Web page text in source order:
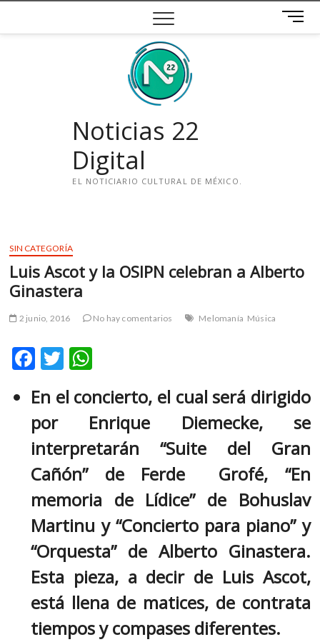
contenido
B
o
Noticias 22
Digital
EL NOTICIARIO CULTURAL DE MÉXICO.
g
r
e
n
g
SIN CATEGORÍA
Luis Ascot y la OSIPN celebran a Alberto
Ginastera
2 junio, 2016 No hay comentarios Melomanía Música
F
e
b
o
o
k
T
itt at
s
A
p
En el concierto, el cual será dirigido
por Enrique Diemecke, se
interpretarán “Suite del Gran
Cañón” de Ferde Grofé, “En
memoria de Lídice” de Bohuslav
Martinu y “Concierto para piano” y
“Orquesta” de Alberto Ginastera.
Esta pieza, a decir de Luis Ascot,
está llena de matices, de contrata
tiempos y compases diferentes.